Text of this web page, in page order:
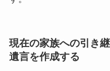
現在の家族への引き
遺言を作成する